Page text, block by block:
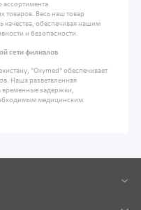
ассортимента
товаров. Весь наш товар
обеспечивая нашим
и безопасности.
сети филиалов
"Oxymed" обеспечивает
Наша разветвленная
временные задержки,
медицинским